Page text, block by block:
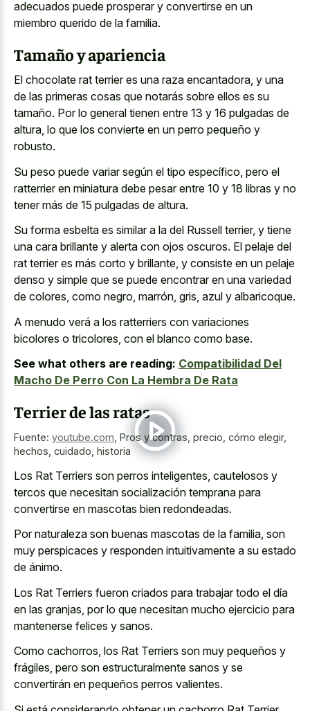
adecuados puede prosperar y convertirse en un
miembro querido de la familia.
Tamaño y apariencia
El chocolate rat terrier es una raza encantadora, y una
de las primeras cosas que notarás sobre ellos es su
tamaño. Por lo general tienen entre 13 y 16 pulgadas de
altura, lo que los convierte en un perro pequeño y
robusto.
Su peso puede variar según el tipo específico, pero el
ratterrier en miniatura debe pesar entre 10 y 18 libras y no
tener más de 15 pulgadas de altura.
Su forma esbelta es similar a la del Russell terrier, y tiene
una cara brillante y alerta con ojos oscuros. El pelaje del
rat terrier es más corto y brillante, y consiste en un pelaje
denso y simple que se puede encontrar en una variedad
de colores, como negro, marrón, gris, azul y albaricoque.
A menudo verá a los ratterriers con variaciones
bicolores o tricolores, con el blanco como base.
See what others are reading: Compatibilidad Del
Macho De Perro Con La Hembra De Rata
Terrier de las ratas
Fuente: youtube.com Pros y contras, precio, cómo elegir,
hechos, cuidado, historia
Los Rat Terriers son perros inteligentes, cautelosos y
tercos que necesitan socialización temprana para
convertirse en mascotas bien redondeadas.
Por naturaleza son buenas mascotas de la familia, son
muy perspicaces y responden intuitivamente a su estado
de ánimo.
Los Rat Terriers fueron criados para trabajar todo el día
en las granjas, por lo que necesitan mucho ejercicio para
mantenerse felices y sanos.
Como cachorros, los Rat Terriers son muy pequeños y
frágiles, pero son estructuralmente sanos y se
convertirán en pequeños perros valientes.